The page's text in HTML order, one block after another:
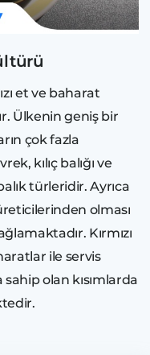
et ve baharat
Ülkenin geniş bir
çok fazla
kılıç balığı ve
türleridir. Ayrıca
olması
Kırmızı
ile servis
olan kısımlarda